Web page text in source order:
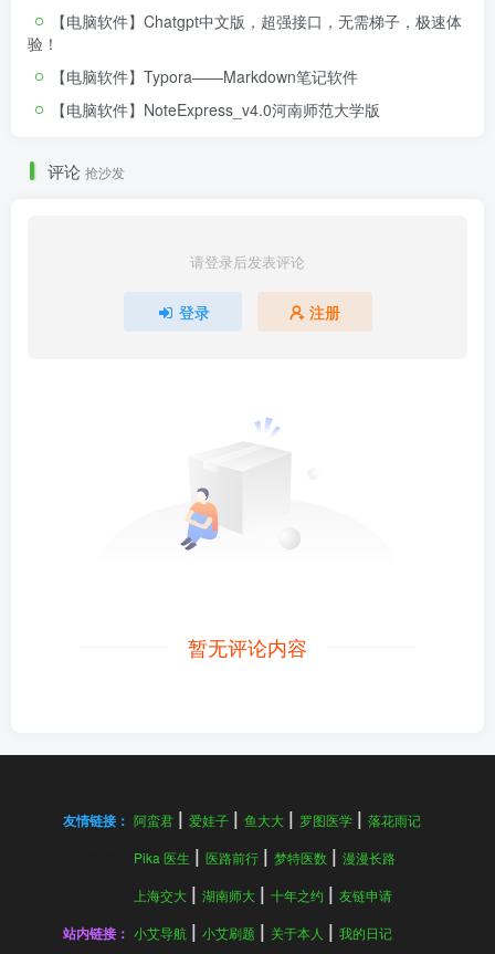
【电脑软件】Chatgpt中文版，超强接口，无需梯子，极速体
验！
【电脑软件】Typora——Markdown笔记软件
【电脑软件】NoteExpress_v4.0河南师范大学版
评论 抢沙发
请登录后发表评论
登录 注册
暂无评论内容
友情链接： 阿蛮君 爱娃子 鱼大大 罗图医学 落花雨记
Pika 医生 医路前行 梦特医数 漫漫长路
上海交大 湖南师大 十年之约 友链申请
站内链接： 小艾导航 小艾刷题 关于本人 我的日记